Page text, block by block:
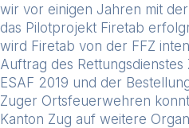
wir vor einigen Jahren mit
das Pilotprojekt Firetab
wird Firetab von der FFZ
Auftrag des Rettungsdienstes
ESAF 2019 und der
Zuger Ortsfeuerwehren
Kanton Zug auf weitere